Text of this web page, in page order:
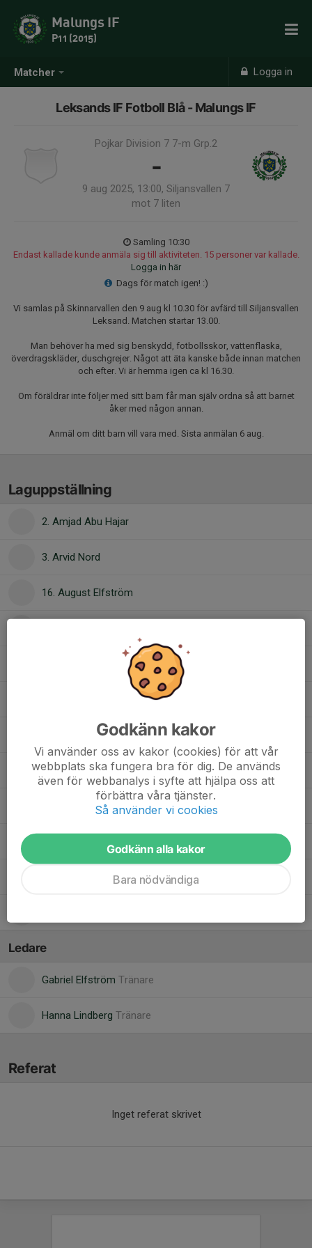
Matcher Logga in
Malungs IF
P11 (2015)
Leksands IF Fotboll Blå - Malungs IF
Pojkar Division 7 7-m Grp.2
-
9 aug 2025, 13:00, Siljansvallen 7
mot 7 liten
Samling 10:30
Endast kallade kunde anmäla sig till aktiviteten. 15 personer var kallade.
Logga in här
Dags för match igen! :)
Vi samlas på Skinnarvallen den 9 aug kl 10.30 för avfärd till Siljansvallen
Leksand. Matchen startar 13.00.
Man behöver ha med sig benskydd, fotbollsskor, vattenflaska,
överdragskläder, duschgrejer. Något att äta kanske både innan matchen
och efter. Vi är hemma igen ca kl 16.30.
Om föräldrar inte följer med sitt barn får man själv ordna så att barnet
åker med någon annan.
Anmäl om ditt barn vill vara med. Sista anmälan 6 aug.
Laguppställning
2. Amjad Abu Hajar
3. Arvid Nord
16. August Elfström
11. Melker Olofsson
8. Oleksandr Pokotylo
18. Samuel Lindberg
7. William Sundkvist
Ledare
Gabriel Elfström Tränare
Hanna Lindberg Tränare
Referat
Inget referat skrivet
Godkänn kakor
Vi använder oss av kakor (cookies) för att vår
webbplats ska fungera bra för dig. De används
även för webbanalys i syfte att hjälpa oss att
förbättra våra tjänster.
Så använder vi cookies
Godkänn alla kakor
Bara nödvändiga